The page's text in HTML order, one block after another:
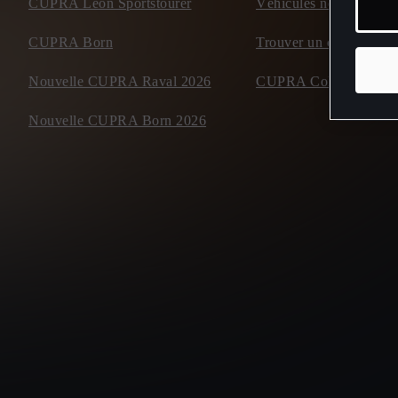
CUPRA Leon Sportstourer
CUPRA Born
Nouvelle CUPRA Raval 2026
Nouvelle CUPRA Born 2026
Véhicules neufs
Trouver un
CUPRA Collection